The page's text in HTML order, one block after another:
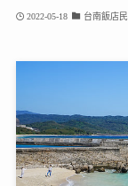
2022-05-18 台南飯店